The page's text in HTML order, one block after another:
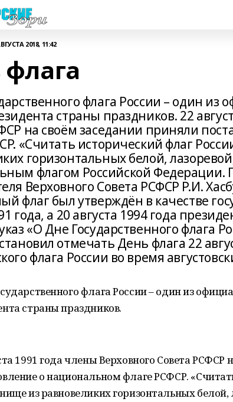
2018, 11:42
флага России – один из
страны праздников. 22
на своём заседании приняли
«Считать исторический флаг
горизонтальных белой,
флагом Российской Федерации.
Верховного Совета РСФСР Р.И.
флаг был утверждён в качестве
года, а 20 августа 1994 года
«О Дне Государственного флага
отмечать День флага 22
флага России во время
флага России – один из
страны праздников.
1991 года члены Верховного Совета РСФСР
о национальном флаге РСФСР.
из равновеликих горизонтальных белой,